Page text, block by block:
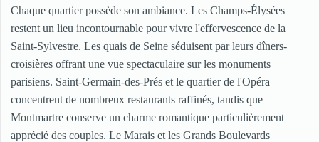
Chaque quartier possède son ambiance. Les Champs-Élysées
restent un lieu incontournable pour vivre l'effervescence de la
Saint-Sylvestre. Les quais de Seine séduisent par leurs dîners-
croisières offrant une vue spectaculaire sur les monuments
parisiens. Saint-Germain-des-Prés et le quartier de l'Opéra
concentrent de nombreux restaurants raffinés, tandis que
Montmartre conserve un charme romantique particulièrement
apprécié des couples. Le Marais et les Grands Boulevards